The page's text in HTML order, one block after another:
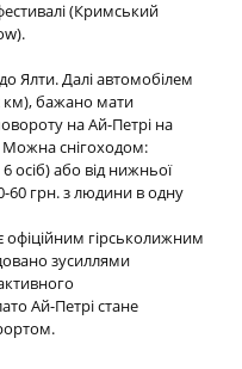
(Кримський
Ялти. Далі автомобілем
км), бажано мати
на Ай-Петрі на
Можна снігоходом:
6 осіб) або від нижньої
60 грн. з людини в одну
офіційним гірськолижним
зусиллями
Ай-Петрі стане